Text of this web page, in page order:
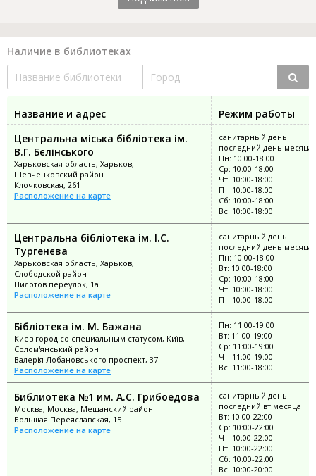
Наличие в библиотеках
Название и адрес
Режим работы
Центральна міська бібліотека ім.
В.Г. Бєлінського
Харьковская область, Харьков,
Шевченковский район
Клочковская, 261
Расположение на карте
санитарный день:
последний день месяца
Пн: 10:00-18:00
Ср: 10:00-18:00
Чт: 10:00-18:00
Пт: 10:00-18:00
Сб: 10:00-18:00
Вс: 10:00-18:00
Центральна бібліотека ім. І.С.
Тургенєва
Харьковская область, Харьков,
Слободской район
Пилотов переулок, 1а
Расположение на карте
санитарный день:
последний день месяца
Пн: 10:00-18:00
Вт: 10:00-18:00
Ср: 10:00-18:00
Чт: 10:00-18:00
Пт: 10:00-18:00
Бібліотека ім. М. Бажана
Киев город со специальным статусом, Київ,
Солом'янський район
Валерія Лобановського проспект, 37
Расположение на карте
Пн: 11:00-19:00
Вт: 11:00-19:00
Ср: 11:00-19:00
Чт: 11:00-19:00
Вс: 11:00-18:00
Библиотека №1 им. А.С. Грибоедова
Москва, Москва, Мещанский район
Большая Переяславская, 15
Расположение на карте
санитарный день:
последний вт месяца
Вт: 10:00-22:00
Ср: 10:00-22:00
Чт: 10:00-22:00
Пт: 10:00-22:00
Сб: 10:00-22:00
Вс: 10:00-20:00